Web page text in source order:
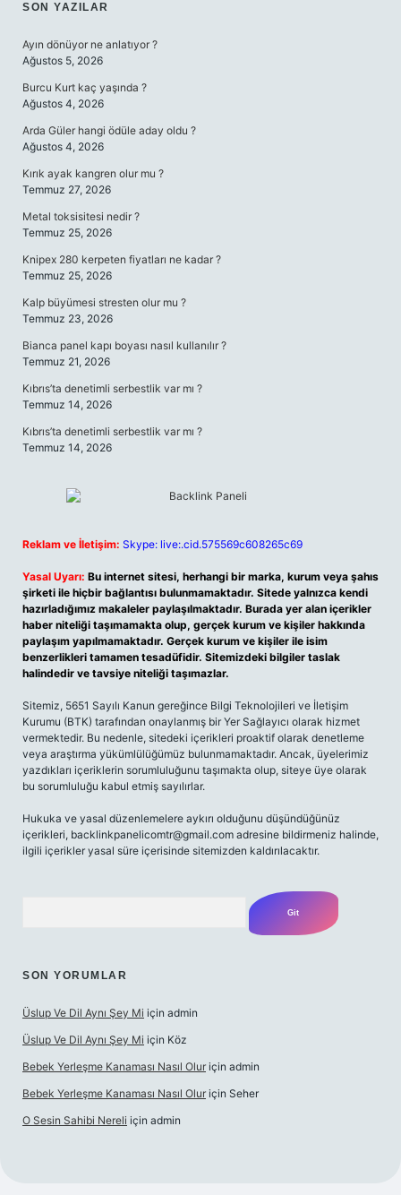
SIDEBAR
SON YAZILAR
Ayın dönüyor ne anlatıyor ?
Ağustos 5, 2026
Burcu Kurt kaç yaşında ?
Ağustos 4, 2026
Arda Güler hangi ödüle aday oldu ?
Ağustos 4, 2026
Kırık ayak kangren olur mu ?
Temmuz 27, 2026
Metal toksisitesi nedir ?
Temmuz 25, 2026
Knipex 280 kerpeten fiyatları ne kadar ?
Temmuz 25, 2026
Kalp büyümesi stresten olur mu ?
Temmuz 23, 2026
Bianca panel kapı boyası nasıl kullanılır ?
Temmuz 21, 2026
Kıbrıs’ta denetimli serbestlik var mı ?
Temmuz 14, 2026
Kıbrıs’ta denetimli serbestlik var mı ?
Temmuz 14, 2026
Reklam ve İletişim: Skype: live:.cid.575569c608265c69
Yasal Uyarı: Bu internet sitesi, herhangi bir marka, kurum veya şahıs
şirketi ile hiçbir bağlantısı bulunmamaktadır. Sitede yalnızca kendi
hazırladığımız makaleler paylaşılmaktadır. Burada yer alan içerikler
haber niteliği taşımamakta olup, gerçek kurum ve kişiler hakkında
paylaşım yapılmamaktadır. Gerçek kurum ve kişiler ile isim
benzerlikleri tamamen tesadüfidir. Sitemizdeki bilgiler taslak
halindedir ve tavsiye niteliği taşımazlar.
Sitemiz, 5651 Sayılı Kanun gereğince Bilgi Teknolojileri ve İletişim
Kurumu (BTK) tarafından onaylanmış bir Yer Sağlayıcı olarak hizmet
vermektedir. Bu nedenle, sitedeki içerikleri proaktif olarak denetleme
veya araştırma yükümlülüğümüz bulunmamaktadır. Ancak, üyelerimiz
yazdıkları içeriklerin sorumluluğunu taşımakta olup, siteye üye olarak
bu sorumluluğu kabul etmiş sayılırlar.
Hukuka ve yasal düzenlemelere aykırı olduğunu düşündüğünüz
içerikleri, backlinkpanelicomtr@gmail.com adresine bildirmeniz halinde,
ilgili içerikler yasal süre içerisinde sitemizden kaldırılacaktır.
SON YORUMLAR
Üslup Ve Dil Aynı Şey Mi için admin
Üslup Ve Dil Aynı Şey Mi için Köz
Bebek Yerleşme Kanaması Nasıl Olur için admin
Bebek Yerleşme Kanaması Nasıl Olur için Seher
O Sesin Sahibi Nereli için admin